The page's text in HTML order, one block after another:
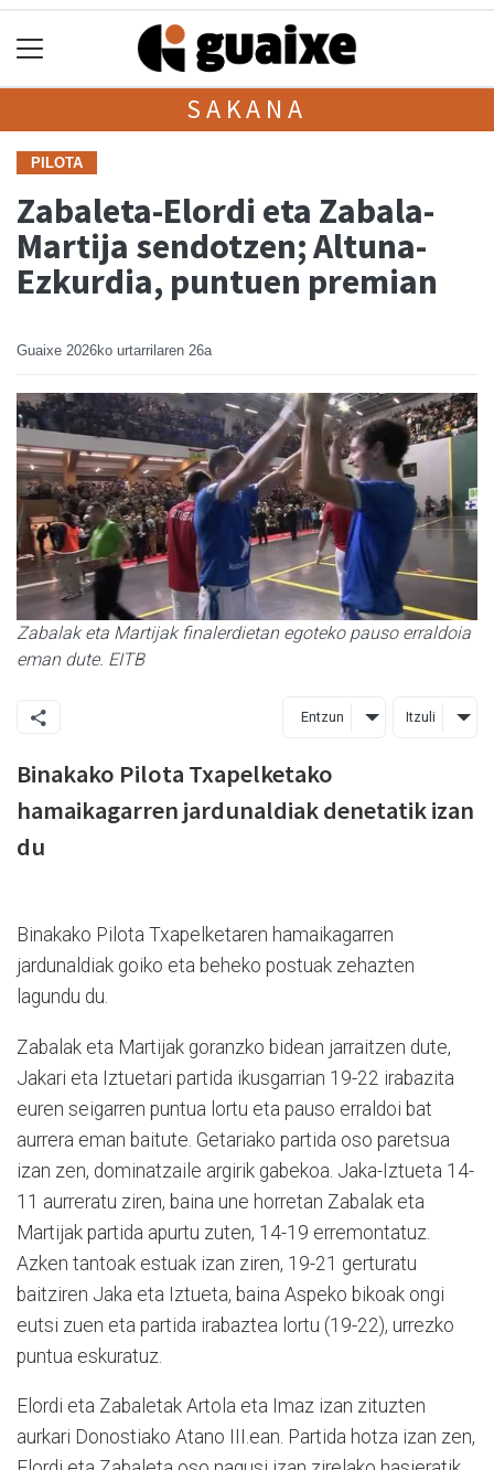
SAKANA
PILOTA
Zabaleta-Elordi eta Zabala-
Martija sendotzen; Altuna-
Ezkurdia, puntuen premian
Guaixe 2026ko urtarrilaren 26a
Zabalak eta Martijak finalerdietan egoteko pauso erraldoia
eman dute. EITB
Entzun Itzuli
Binakako Pilota Txapelketako
hamaikagarren jardunaldiak denetatik izan
du
Binakako Pilota Txapelketaren hamaikagarren
jardunaldiak goiko eta beheko postuak zehazten
lagundu du.
Zabalak eta Martijak goranzko bidean jarraitzen dute,
Jakari eta Iztuetari partida ikusgarrian 19-22 irabazita
euren seigarren puntua lortu eta pauso erraldoi bat
aurrera eman baitute. Getariako partida oso paretsua
izan zen, dominatzaile argirik gabekoa. Jaka-Iztueta 14-
11 aurreratu ziren, baina une horretan Zabalak eta
Martijak partida apurtu zuten, 14-19 erremontatuz.
Azken tantoak estuak izan ziren, 19-21 gerturatu
baitziren Jaka eta Iztueta, baina Aspeko bikoak ongi
eutsi zuen eta partida irabaztea lortu (19-22), urrezko
puntua eskuratuz.
Elordi eta Zabaletak Artola eta Imaz izan zituzten
aurkari Donostiako Atano III.ean. Partida hotza izan zen,